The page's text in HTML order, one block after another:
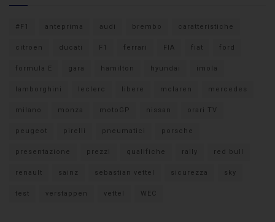
#F1 anteprima audi brembo caratteristiche
citroen ducati F1 ferrari FIA fiat ford
formula E gara hamilton hyundai imola
lamborghini leclerc libere mclaren mercedes
milano monza motoGP nissan orari TV
peugeot pirelli pneumatici porsche
presentazione prezzi qualifiche rally red bull
renault sainz sebastian vettel sicurezza sky
test verstappen vettel WEC